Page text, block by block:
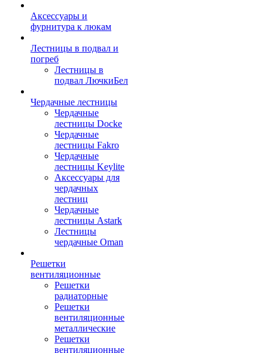
Аксессуары и
фурнитура к люкам
Лестницы в подвал и
погреб
Лестницы в
подвал ЛючкиБел
Чердачные лестницы
Чердачные
лестницы Docke
Чердачные
лестницы Fakro
Чердачные
лестницы Keylite
Аксессуары для
чердачных
лестниц
Чердачные
лестницы Astark
Лестницы
чердачные Oman
Решетки
вентиляционные
Решетки
радиаторные
Решетки
вентиляционные
металлические
Решетки
вентиляционные